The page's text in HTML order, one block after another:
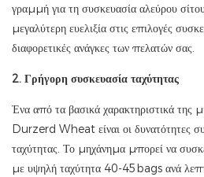
γραμμή για τη συσκευασία αλεύρου
μεγαλύτερη ευελιξία στις επιλογές
διαφορετικές ανάγκες των πελατών σας.
2. Γρήγορη συσκευασία ταχύτητας
Ένα από τα βασικά χαρακτηριστικά της
Durzerd Wheat είναι οι δυνατότητες
ταχύτητας. Το μηχάνημα μπορεί να
με υψηλή ταχύτητα 40-45bags ανά